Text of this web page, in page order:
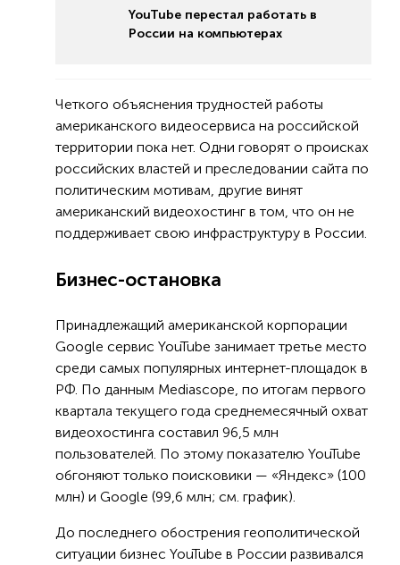
YouTube перестал работать в
России на компьютерах
Четкого объяснения трудностей работы
американского видеосервиса на российской
территории пока нет. Одни говорят о происках
российских властей и преследовании сайта по
политическим мотивам, другие винят
американский видеохостинг в том, что он не
поддерживает свою инфраструктуру в России.
Бизнес-остановка
Принадлежащий американской корпорации
Google сервис YouTube занимает третье место
среди самых популярных интернет-площадок в
РФ. По данным Mediascope, по итогам первого
квартала текущего года среднемесячный охват
видеохостинга составил 96,5 млн
пользователей. По этому показателю YouTube
обгоняют только поисковики — «Яндекс» (100
млн) и Google (99,6 млн; см. график).
До последнего обострения геополитической
ситуации бизнес YouTube в России развивался